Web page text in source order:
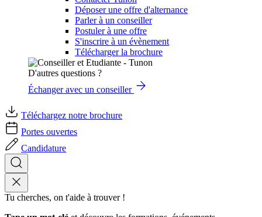
Déposer une offre d'alternance
Parler à un conseiller
Postuler à une offre
S'inscrire à un évènement
Télécharger la brochure
D'autres questions ?
Échanger avec un conseiller
Téléchargez notre brochure
Portes ouvertes
Candidature
Tu cherches, on t'aide à trouver !